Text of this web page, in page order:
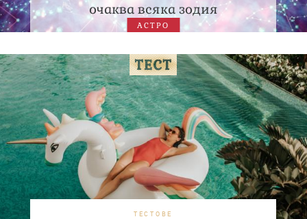
очаква всяка зодия
АСТРО
ТЕСТОВЕ